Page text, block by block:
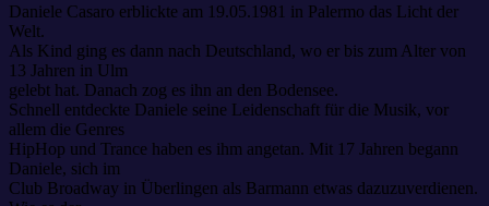
Daniele Casaro erblickte am 19.05.1981 in Palermo das Licht der
Welt.
Als Kind ging es dann nach Deutschland, wo er bis zum Alter von
13 Jahren in Ulm
gelebt hat. Danach zog es ihn an den Bodensee.
Schnell entdeckte Daniele seine Leidenschaft für die Musik, vor
allem die Genres
HipHop und Trance haben es ihm angetan. Mit 17 Jahren begann
Daniele, sich im
Club Broadway in Überlingen als Barmann etwas dazuzuverdienen.